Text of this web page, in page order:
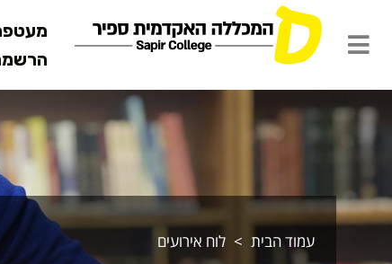
עמוד הבית לוח אירועים